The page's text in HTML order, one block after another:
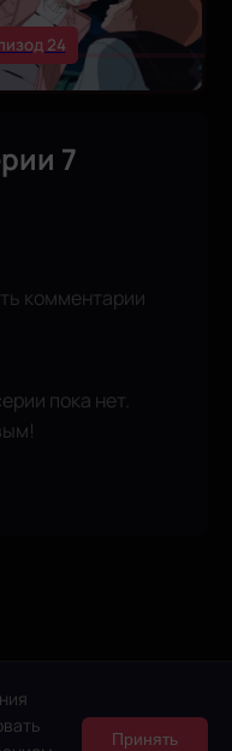
Принять
24
7
комментарии
пока нет.